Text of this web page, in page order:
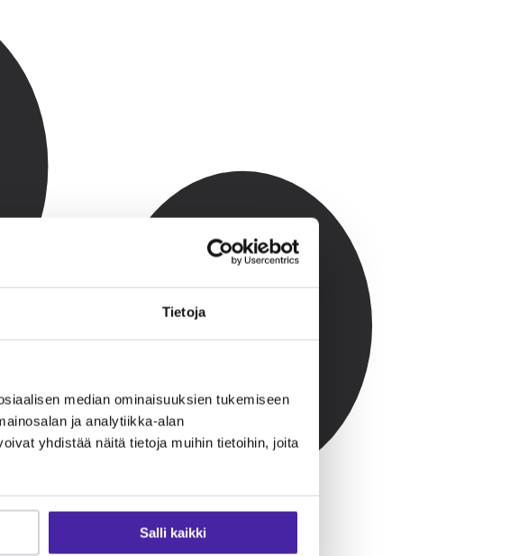
Tietoja
median ominaisuuksien tukemiseen
ja analytiikka-alan
yhdistää näitä tietoja muihin tietoihin, joita
Salli kaikki